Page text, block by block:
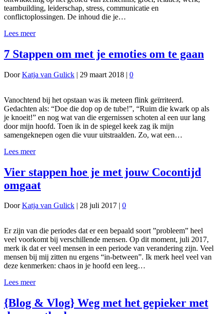
teambuilding, leiderschap, stress, communicatie en
conflictoplossingen. De inhoud die je…
Lees meer
7 Stappen om met je emoties om te gaan
DoorKatja van Gulick | 29 maart 2018 | 0
Vanochtend bij het opstaan was ik meteen flink geïrriteerd.
Gedachten als: “Doe die dop op de tube!”, “Ruim die kwark op als
je knoeit!” en nog wat van die ergernissen schoten al een uur lang
door mijn hoofd. Toen ik in de spiegel keek zag ik mijn
samengeknepen ogen die vuur uitstraalden. Zo, wat een…
Lees meer
Vier stappen hoe je met jouw Cocontijd
omgaat
DoorKatja van Gulick 28 juli 2017 0
Er zijn van die periodes dat er een bepaald soort ”probleem” heel
veel voorkomt bij verschillende mensen. Op dit moment, juli 2017,
merk ik dat er veel mensen in een periode van verandering zijn. Veel
mensen bij mij zitten nu ergens “in-between”. Ik merk heel veel van
deze kenmerken: chaos in je hoofd een leeg…
Lees meer
{Blog & Vlog} Weg met het gepieker met